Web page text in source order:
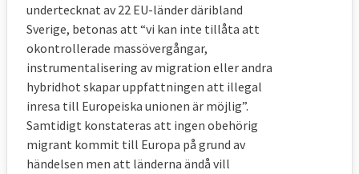
undertecknat av 22 EU-länder däribland
Sverige, betonas att “vi kan inte tillåta att
okontrollerade massövergångar,
instrumentalisering av migration eller andra
hybridhot skapar uppfattningen att illegal
inresa till Europeiska unionen är möjlig”.
Samtidigt konstateras att ingen obehörig
migrant kommit till Europa på grund av
händelsen men att länderna ändå vill